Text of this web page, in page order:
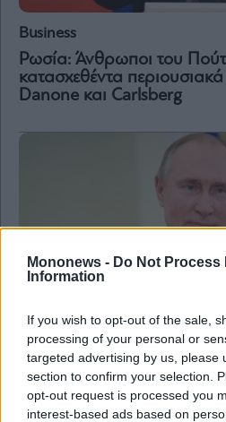
Mononews - Do Not Process
Information
If you wish to opt-out of the sale,
processing of your personal or
targeted advertising by us, please
section to confirm your selection.
opt-out request is processed you
interest-based ads based on
Business
Ρωσία: Άνθρωποι του
κατασχεθέντα περιουσιακά
Danone και Carlsberg
Business
Ρωσία: Σε κρατικό έλεγχο
θυγατρικές των Danone